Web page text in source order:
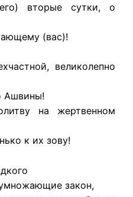
вторые сутки, о
(вас)!
великолепно
Ашвины!
на жертвенном
к их зову!
закон,